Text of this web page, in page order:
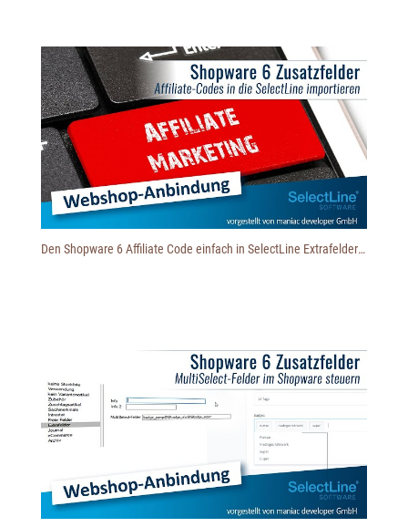
Den Shopware 6 Affiliate Code einfach in SelectLine Extrafelder importieren